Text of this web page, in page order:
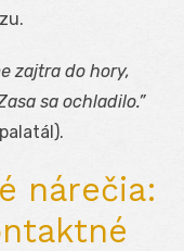
zajtra do hory,
sa ochladilo.”
nárečia: